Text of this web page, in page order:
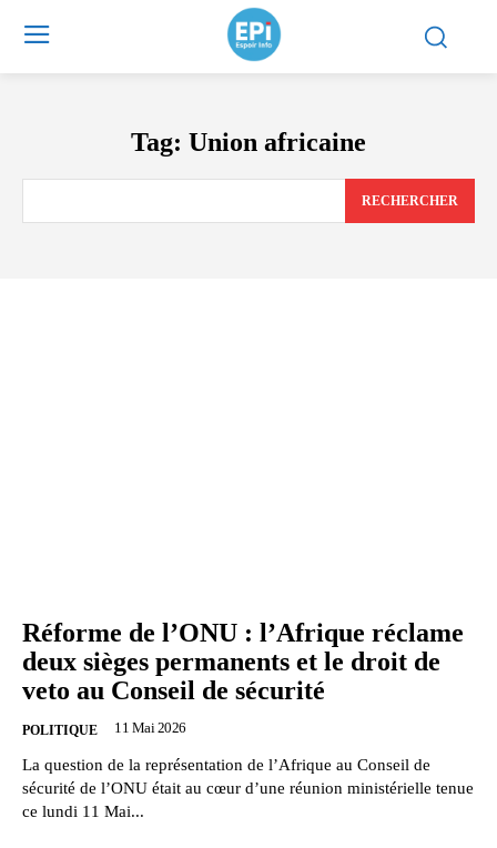
Tag: Union africaine
RECHERCHER
Réforme de l’ONU : l’Afrique réclame
deux sièges permanents et le droit de
veto au Conseil de sécurité
POLITIQUE 11 Mai 2026
La question de la représentation de l’Afrique au Conseil de
sécurité de l’ONU était au cœur d’une réunion ministérielle tenue
ce lundi 11 Mai...